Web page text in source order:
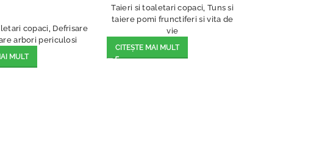
copaci, Defrisare
arbori periculosi
MULT
Taieri si toaletari copaci, Tuns si
taiere pomi frunctiferi si vita de
vie
CITEȘTE MAI MULT